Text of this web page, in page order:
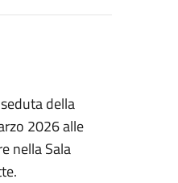
della
2026 alle
nella Sala